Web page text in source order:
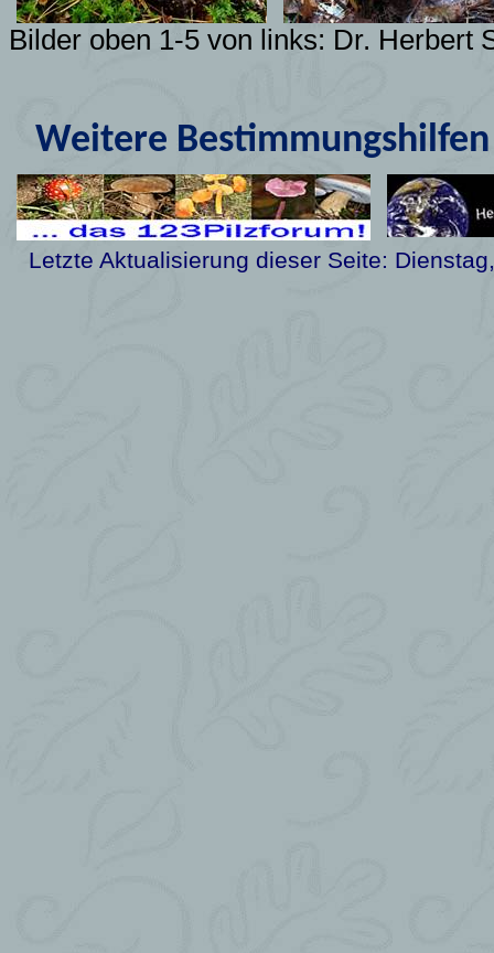
Bilder oben 1-5 von links: Dr. Herbert
Weitere
Letzte Aktualisierung dieser Seite: